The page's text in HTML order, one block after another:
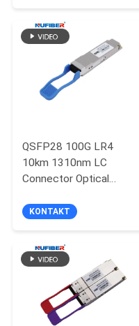
ZITAT
SITEMAP
optisches Transceiver
QSFP28 100G LR4
10km 1310nm LC
Connector Optical
QSFP28-Transceiver
KONTAKT